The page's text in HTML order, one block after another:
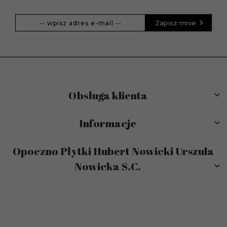
Zapisz mnie
Obsługa klienta
Informacje
Opoczno Płytki Hubert Nowicki Urszula
Nowicka S.C.